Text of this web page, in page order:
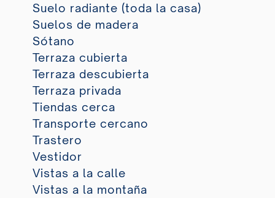
Suelo radiante (toda la casa)
Suelos de madera
Sótano
Terraza cubierta
Terraza descubierta
Terraza privada
Tiendas cerca
Transporte cercano
Trastero
Vestidor
Vistas a la calle
Vistas a la montaña